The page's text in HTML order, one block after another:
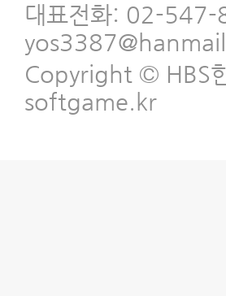
대표전화: 02-
Copyright © HBS
softgame.kr